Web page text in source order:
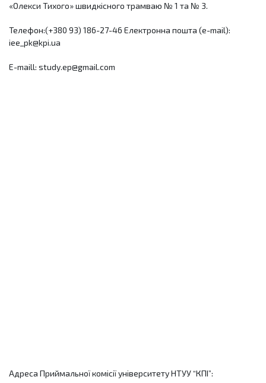
«Олекси Тихого» швидкісного трамваю № 1 та № 3.
Телефон:(+380 93) 186-27-46 Електронна пошта (e-mail):
iee_pk@kpi.ua
E-maill: study.ep@gmail.com
Адреса Приймальної комісії університету НТУУ “КПІ”: